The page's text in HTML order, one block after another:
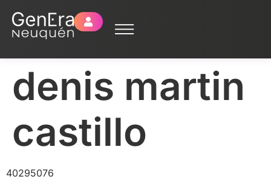
denis martin
castillo
40295076